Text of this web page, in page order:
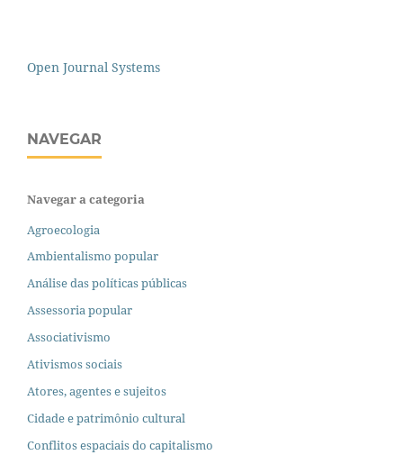
Open Journal Systems
NAVEGAR
Navegar a categoria
Agroecologia
Ambientalismo popular
Análise das políticas públicas
Assessoria popular
Associativismo
Ativismos sociais
Atores, agentes e sujeitos
Cidade e patrimônio cultural
Conflitos espaciais do capitalismo